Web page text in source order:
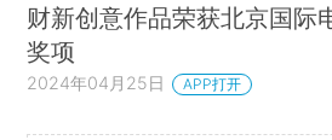
财新创意作品荣获北京国际
奖项
2024年04月25日 APP打开